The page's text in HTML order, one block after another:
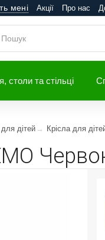
мені Акції Про нас
столи та стільці
дітей Крісла для